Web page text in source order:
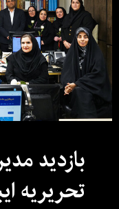
بازدید
تحریریه